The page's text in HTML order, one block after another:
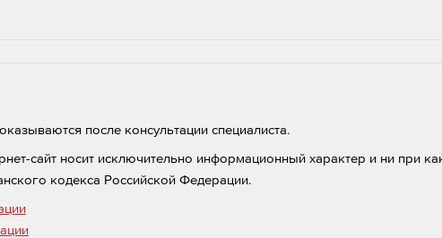
после консультации специалиста.
сайт носит исключительно информационный характер и ни при
кодекса Российской Федерации.